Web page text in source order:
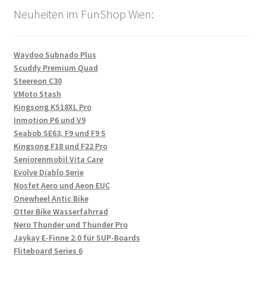
Neuheiten im FunShop Wien:
Waydoo Subnado Plus
Scuddy Premium Quad
Steereon C30
VMoto Stash
Kingsong KS18XL Pro
Inmotion P6 und V9
Seabob SE63, F9 und F9 S
Kingsong F18 und F22 Pro
Seniorenmobil Vita Care
Evolve Diablo Serie
Nosfet Aero und Aeon EUC
Onewheel Antic Bike
Otter Bike Wasserfahrrad
Nero Thunder und Thunder Pro
Jaykay E-Finne 2.0 für SUP-Boards
Fliteboard Series 6